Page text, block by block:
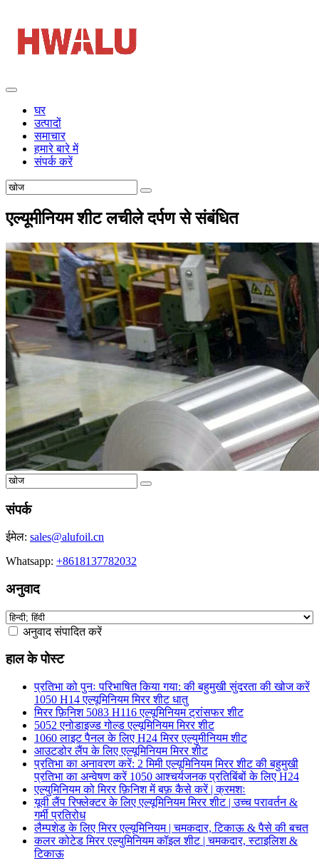
घर
उत्पादों
समाचार
हमारे बारे में
संपर्क करें
एल्यूमीनियम शीट लचीले दर्पण से संबंधित
संपर्क
ईमेल: sales@alufoil.cn
Whatsapp: +8618137782032
अनुवाद
अनुवाद संपादित करें
हाल के पोस्ट
प्रतिभा को पुनः परिभाषित किया गया: की बहुमुखी सुंदरता की खोज करें
1050 H14 एल्यूमिनियम मिरर शीट धातु
मिरर फ़िनिश 5083 H116 एल्यूमिनियम ट्रांसफर शीट
5052 एनोडाइज्ड गोल्ड एल्यूमिनियम मिरर शीट
1060 लाइट पैनल के लिए H24 मिरर एल्युमीनियम शीट
आउटडोर लैंप के लिए एल्यूमिनियम मिरर शीट
प्रतिभा का अनावरण करें: 2 मिमी एल्यूमिनियम मिरर शीट की बहुमुखी
प्रतिभा का अन्वेषण करें 1050 आश्चर्यजनक प्रतिबिंबों के लिए H24
एल्युमिनियम को मिरर फ़िनिश में बफ़ कैसे करें | क्रमशः
यूवी लैंप रिफ्लेक्टर के लिए एल्यूमिनियम मिरर शीट | उच्च परावर्तन &
गर्मी प्रतिरोध
लैम्पशेड के लिए मिरर एल्यूमिनियम | चमकदार, टिकाऊ & पैसे की बचत
कलर कोटेड मिरर एल्युमिनियम कॉइल शीट | चमकदार, स्टाइलिश &
टिकाऊ